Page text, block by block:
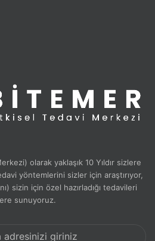
olarak yaklaşık 10 Yıldır sizlere
yöntemlerini sizler için araştırıyor,
sizin için özel hazırladığı tedavileri
sunuyoruz.